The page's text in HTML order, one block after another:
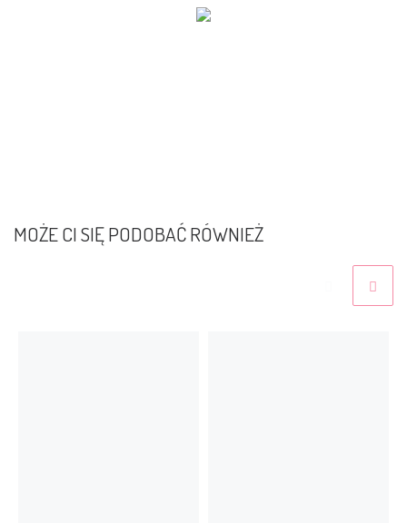
MOŻE CI SIĘ PODOBAĆ RÓWNIEŻ